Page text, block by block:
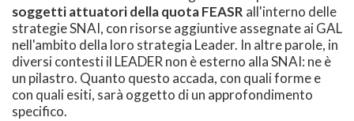
soggetti attuatori della quota FEASR all'interno delle
strategie SNAI, con risorse aggiuntive assegnate ai GAL
nell'ambito della loro strategia Leader. In altre parole, in
diversi contesti il LEADER non è esterno alla SNAI: ne è
un pilastro. Quanto questo accada, con quali forme e
con quali esiti, sarà oggetto di un approfondimento
specifico.